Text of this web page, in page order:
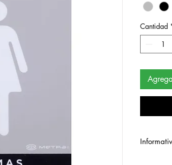
Cantidad